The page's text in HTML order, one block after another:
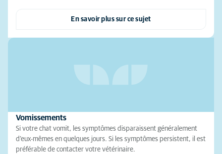
En savoir plus sur ce sujet
Vomissements
Si votre chat vomit, les symptômes disparaissent généralement
d’eux-mêmes en quelques jours. Si les symptômes persistent, il est
préférable de contacter votre vétérinaire.